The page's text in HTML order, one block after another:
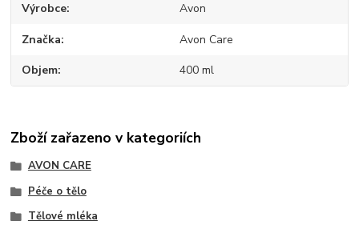
Výrobce Avon
Značka Avon Care
Objem 400 ml
Zboží zařazeno v kategoriích
AVON CARE
Péče o tělo
Tělové mléka